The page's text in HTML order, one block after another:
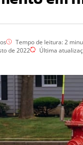
Tempo de leitura:2
de 2022
Última
Esgotos
Controle
Cupins
Eliminar